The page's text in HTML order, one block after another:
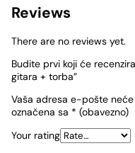
Reviews
There are no reviews yet.
Budite prvi koji će
gitara + torba”
Vaša adresa e-pošte
označena sa * (obavezno)
Your rating